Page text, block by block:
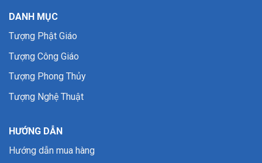
DANH MỤC
Tượng Phật Giáo
Tượng Công Giáo
Tượng Phong Thủy
Tượng Nghệ Thuật
HƯỚNG DẪN
Hướng dẫn mua hàng